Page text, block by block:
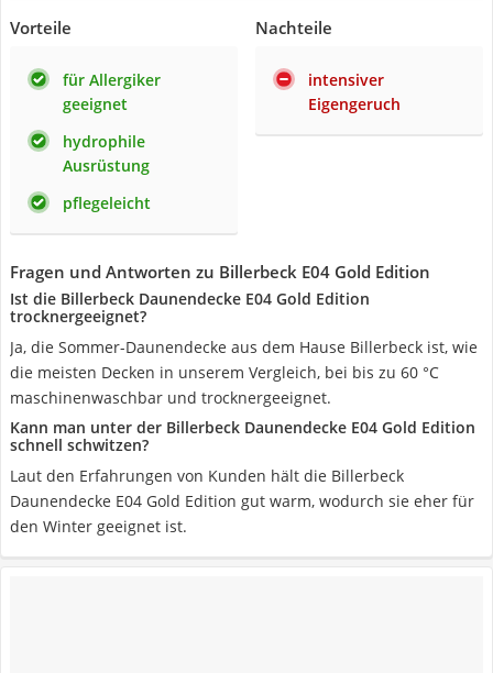
Vorteile
für Allergiker
geeignet
hydrophile
Ausrüstung
pflegeleicht
Nachteile
intensiver
Eigengeruch
Fragen und Antworten zu Billerbeck E04 Gold Edition
Ist die Billerbeck Daunendecke E04 Gold Edition
trocknergeeignet?
Ja, die Sommer-Daunendecke aus dem Hause Billerbeck ist, wie
die meisten Decken in unserem Vergleich, bei bis zu 60 °C
maschinenwaschbar und trocknergeeignet.
Kann man unter der Billerbeck Daunendecke E04 Gold Edition
schnell schwitzen?
Laut den Erfahrungen von Kunden hält die Billerbeck
Daunendecke E04 Gold Edition gut warm, wodurch sie eher für
den Winter geeignet ist.